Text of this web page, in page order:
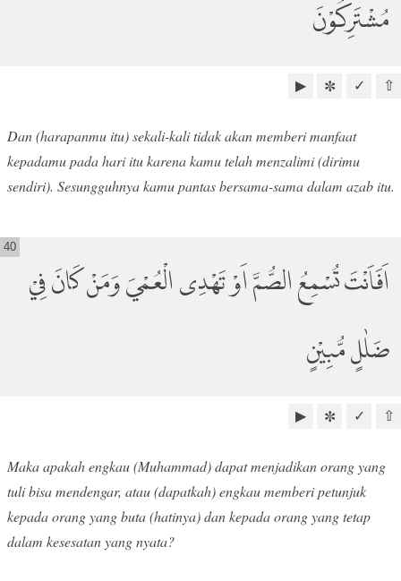
مُشْتَرِكُوْنَ
⇧
✓
✼
▶
Dan (harapanmu itu) sekali-kali tidak akan memberi manfaat
kepadamu pada hari itu karena kamu telah menzalimi (dirimu
sendiri). Sesungguhnya kamu pantas bersama-sama dalam azab itu.
اَفَاَنْتَ تُسْمِعُ الصُّمَّ اَوْ تَهْدِى الْعُمْيَ وَمَنْ كَانَ فِيْ
ضَلٰلٍ مُّبِيْنٍ
40
⇧
✓
✼
▶
Maka apakah engkau (Muhammad) dapat menjadikan orang yang
tuli bisa mendengar, atau (dapatkah) engkau memberi petunjuk
kepada orang yang buta (hatinya) dan kepada orang yang tetap
dalam kesesatan yang nyata?